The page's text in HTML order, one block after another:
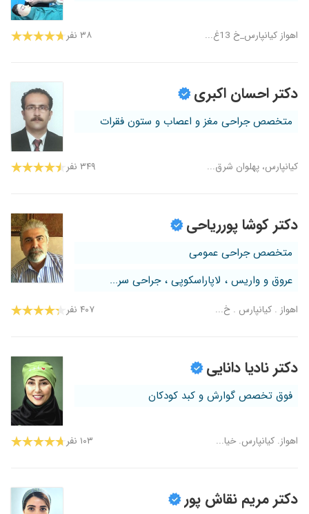
اهواز کیانپارس_خ 13غ... ۳۸ نفر
دکتر احسان اکبری
متخصص جراحی مغز و اعصاب و ستون فقرات
کیانپارس، پهلوان شرق... ۳۴۹ نفر
دکتر کوشا پورریاحی
متخصص جراحی عمومی
عروق و واریس ، لاپاراسکوپی ، جراحی سر...
اهواز . کیانپارس . خ... ۴۰۷ نفر
دکتر نادیا دانایی
فوق تخصص گوارش و کبد کودکان
اهواز. کیانپارس. خیا... ۱۰۳ نفر
دکتر مریم نقاش پور